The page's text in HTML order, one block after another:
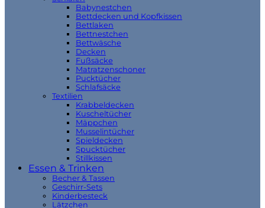
Babynestchen
Bettdecken und Kopfkissen
Bettlaken
Bettnestchen
Bettwäsche
Decken
Fußsäcke
Matratzenschoner
Pucktücher
Schlafsäcke
Textilien
Krabbeldecken
Kuscheltücher
Mäppchen
Musselintücher
Spieldecken
Spucktücher
Stillkissen
Essen & Trinken
Becher & Tassen
Geschirr-Sets
Kinderbesteck
Lätzchen